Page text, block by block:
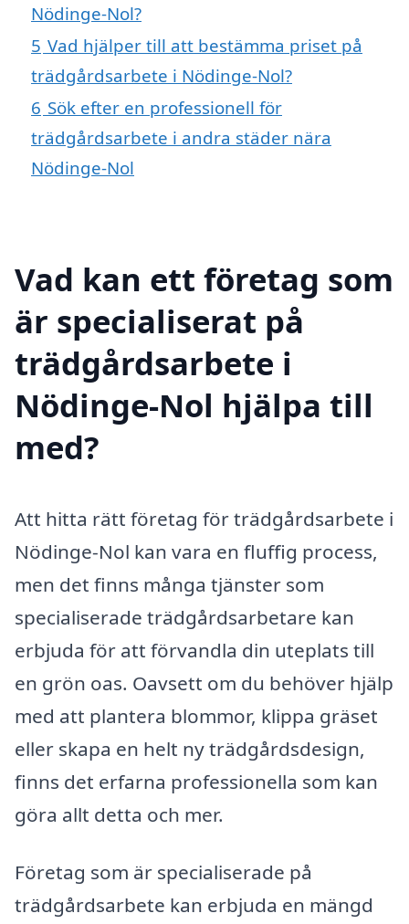
Nödinge-Nol?
5 Vad hjälper till att bestämma priset på
trädgårdsarbete i Nödinge-Nol?
6 Sök efter en professionell för
trädgårdsarbete i andra städer nära
Nödinge-Nol
Vad kan ett företag som
är specialiserat på
trädgårdsarbete i
Nödinge-Nol hjälpa till
med?
Att hitta rätt företag för trädgårdsarbete i
Nödinge-Nol kan vara en fluffig process,
men det finns många tjänster som
specialiserade trädgårdsarbetare kan
erbjuda för att förvandla din uteplats till
en grön oas. Oavsett om du behöver hjälp
med att plantera blommor, klippa gräset
eller skapa en helt ny trädgårdsdesign,
finns det erfarna professionella som kan
göra allt detta och mer.
Företag som är specialiserade på
trädgårdsarbete kan erbjuda en mängd